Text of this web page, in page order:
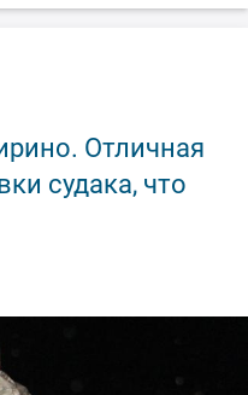
Отличная
судака, что